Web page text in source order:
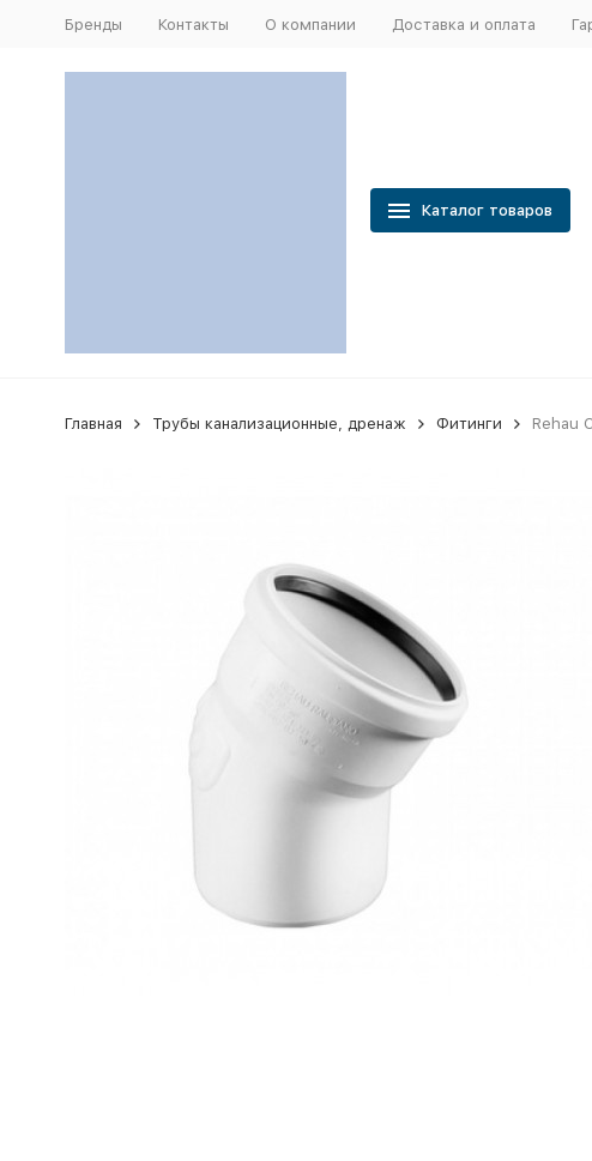
Бренды Контакты О компании Доставка и оплата
Каталог товаров
Главная Трубы канализационные, дренаж Фитинги Rehau